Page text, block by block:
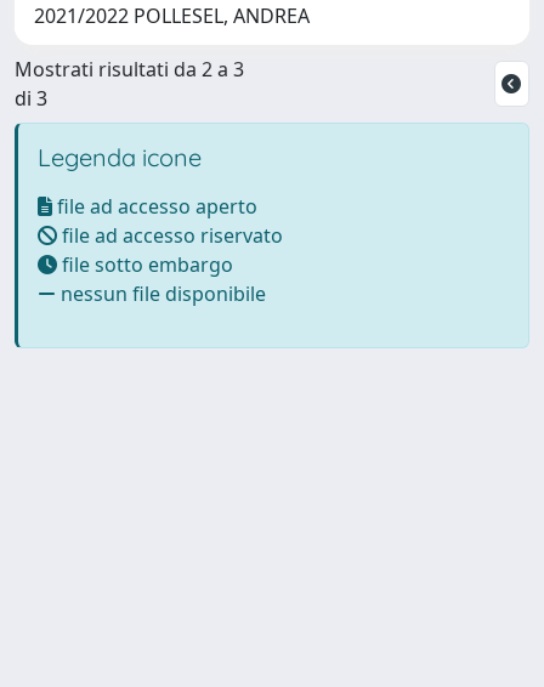
2021/2022 POLLESEL, ANDREA
Mostrati risultati da 2 a 3
di 3
Legenda icone
file ad accesso aperto
file ad accesso riservato
file sotto embargo
nessun file disponibile